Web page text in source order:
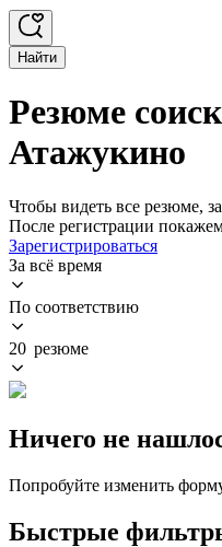
Найти
Резюме
Атажукино
Чтобы видеть все резюме,
После регистрации
Зарегистрироваться
За всё время
По соответствию
20 резюме
Ничего не
Попробуйте изменить
Быстрые